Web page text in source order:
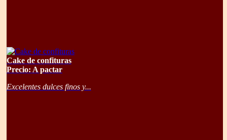
Cake de confituras
Precio: A pactar
Excelentes dulces finos y...